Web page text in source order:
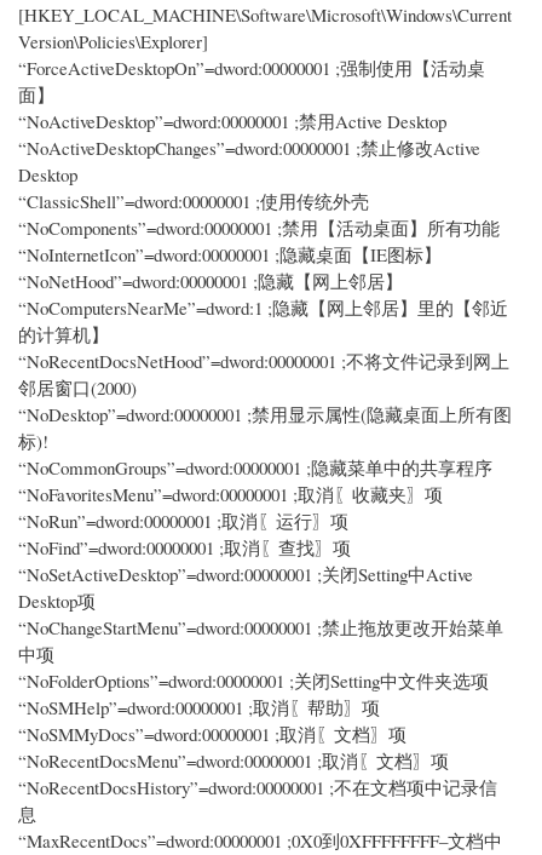
[HKEY_LOCAL_MACHINE\Software\Microsoft\Windows\Current
Version\Policies\Explorer]
“ForceActiveDesktopOn”=dword:00000001 ;强制使用【活动桌
面】
“NoActiveDesktop”=dword:00000001 ;禁用Active Desktop
“NoActiveDesktopChanges”=dword:00000001 ;禁止修改Active
Desktop
“ClassicShell”=dword:00000001 ;使用传统外壳
“NoComponents”=dword:00000001 ;禁用【活动桌面】所有功能
“NoInternetIcon”=dword:00000001 ;隐藏桌面【IE图标】
“NoNetHood”=dword:00000001 ;隐藏【网上邻居】
“NoComputersNearMe”=dword:1 ;隐藏【网上邻居】里的【邻近
的计算机】
“NoRecentDocsNetHood”=dword:00000001 ;不将文件记录到网上
邻居窗口(2000)
“NoDesktop”=dword:00000001 ;禁用显示属性(隐藏桌面上所有图
标)!
“NoCommonGroups”=dword:00000001 ;隐藏菜单中的共享程序
“NoFavoritesMenu”=dword:00000001 ;取消〖收藏夹〗项
“NoRun”=dword:00000001 ;取消〖运行〗项
“NoFind”=dword:00000001 ;取消〖查找〗项
“NoSetActiveDesktop”=dword:00000001 ;关闭Setting中Active
Desktop项
“NoChangeStartMenu”=dword:00000001 ;禁止拖放更改开始菜单
中项
“NoFolderOptions”=dword:00000001 ;关闭Setting中文件夹选项
“NoSMHelp”=dword:00000001 ;取消〖帮助〗项
“NoSMMyDocs”=dword:00000001 ;取消〖文档〗项
“NoRecentDocsMenu”=dword:00000001 ;取消〖文档〗项
“NoRecentDocsHistory”=dword:00000001 ;不在文档项中记录信
息
“MaxRecentDocs”=dword:00000001 ;0X0到0XFFFFFFFF–文档中